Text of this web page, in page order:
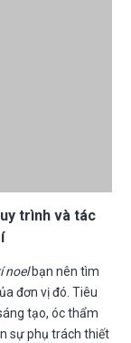
trình và tác
noelbạn nên tìm
đơn vị đó. Tiêu
tạo, óc thẩm
sự phụ trách thiết